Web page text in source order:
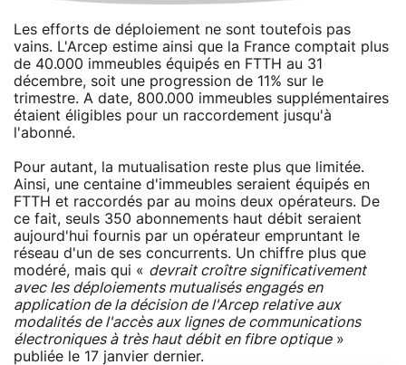
Les efforts de déploiement ne sont toutefois pas
vains. L'Arcep estime ainsi que la France comptait plus
de 40.000 immeubles équipés en FTTH au 31
décembre, soit une progression de 11% sur le
trimestre. A date, 800.000 immeubles supplémentaires
étaient éligibles pour un raccordement jusqu'à
l'abonné.
Pour autant, la mutualisation reste plus que limitée.
Ainsi, une centaine d'immeubles seraient équipés en
FTTH et raccordés par au moins deux opérateurs. De
ce fait, seuls 350 abonnements haut débit seraient
aujourd'hui fournis par un opérateur empruntant le
réseau d'un de ses concurrents. Un chiffre plus que
modéré, mais qui « devrait croître significativement
avec les déploiements mutualisés engagés en
application de la décision de l'Arcep relative aux
modalités de l'accès aux lignes de communications
électroniques à très haut débit en fibre optique»
publiée le 17 janvier dernier.